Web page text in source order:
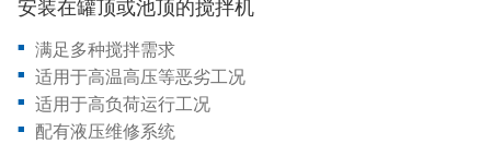
安装在罐顶或池顶的搅拌机
满足多种搅拌需求
适用于高温高压等恶劣工况
适用于高负荷运行工况
配有液压维修系统